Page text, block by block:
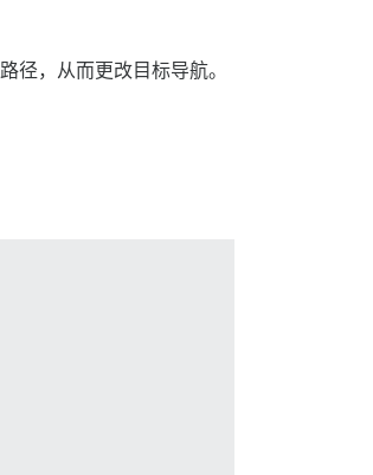
路径，从而更改目标导航。